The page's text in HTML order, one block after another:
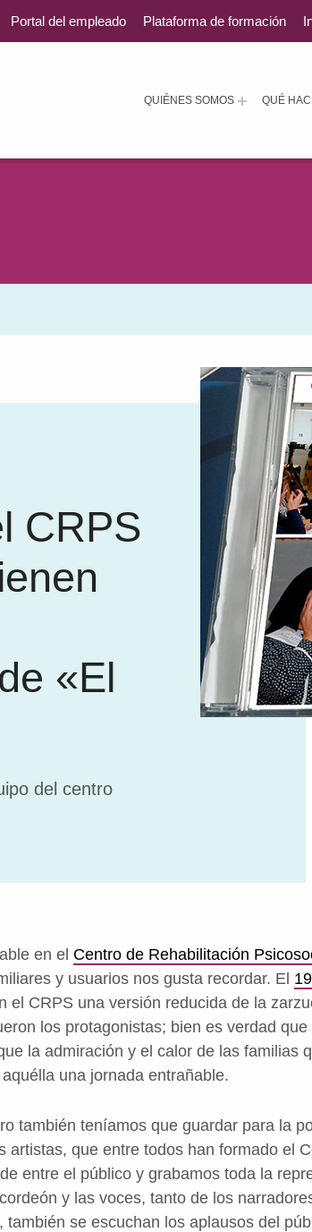
QUIÉNES SOMOS QUÉ
Portal del empleado Plataforma de formación
CRPS
«El
del centro
en el Centro de Rehabilitación
y usuarios nos gusta recordar. El
el CRPS una versión reducida de la
los protagonistas; bien es verdad
la admiración y el calor de las familias
una jornada entrañable.
también teníamos que guardar para la
artistas, que entre todos han formado el
entre el público y grabamos toda la
y las voces, tanto de los
también se escuchan los aplausos del